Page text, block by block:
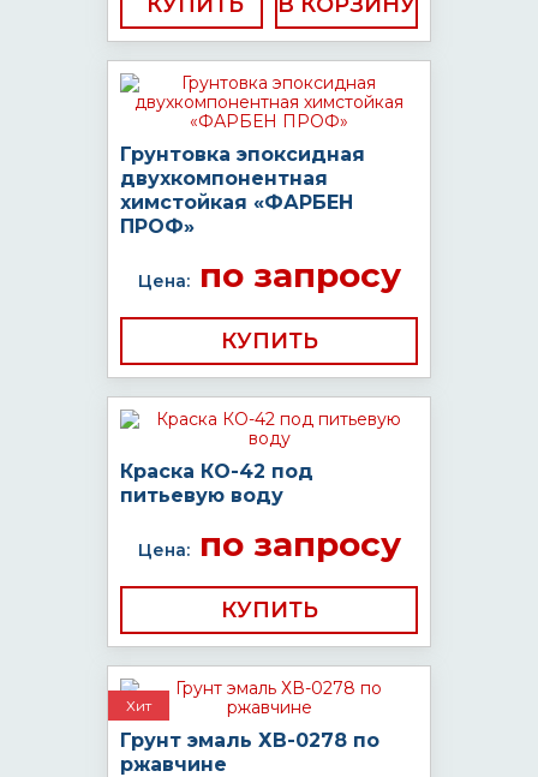
Грунтовка эпоксидная
двухкомпонентная
химстойкая «ФАРБЕН
ПРОФ»
Цена:по запросу
КУПИТЬ
Краска КО-42 под
питьевую воду
Цена:по запросу
КУПИТЬ
Хит
Грунт эмаль ХВ-0278 по
ржавчине